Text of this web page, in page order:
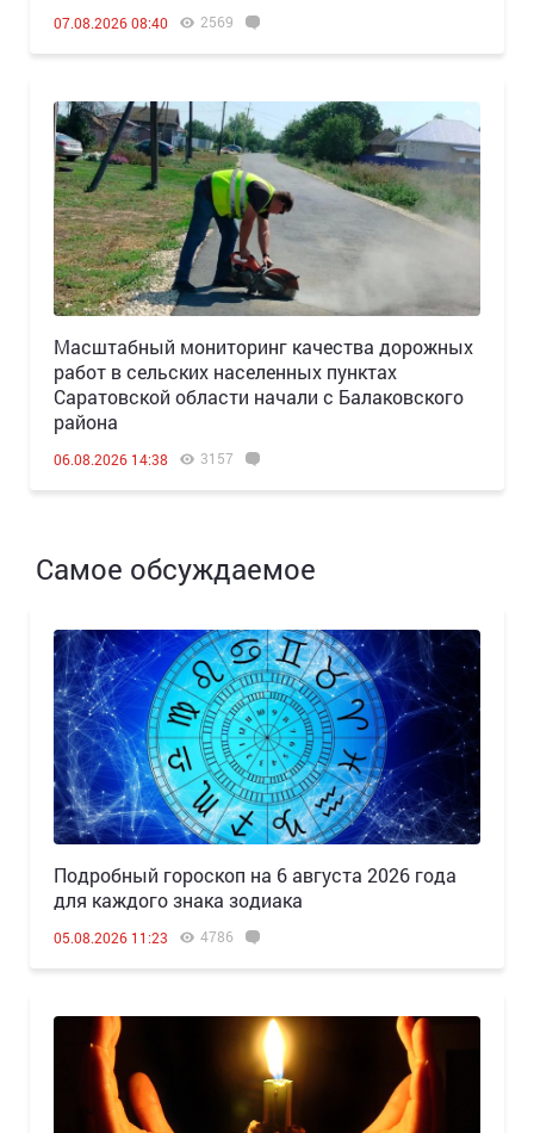
07.08.2026 08:40 2569
Масштабный мониторинг качества дорожных
работ в сельских населенных пунктах
Саратовской области начали с Балаковского
района
06.08.2026 14:38 3157
Самое обсуждаемое
Подробный гороскоп на 6 августа 2026 года
для каждого знака зодиака
05.08.2026 11:23 4786